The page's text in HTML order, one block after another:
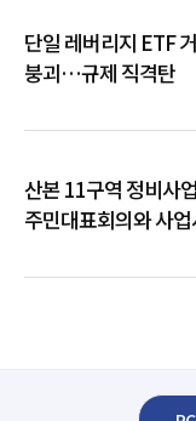
단일 레버리지 ETF
붕괴…규제 직격탄
산본 11구역 정비사
주민대표회의와 사